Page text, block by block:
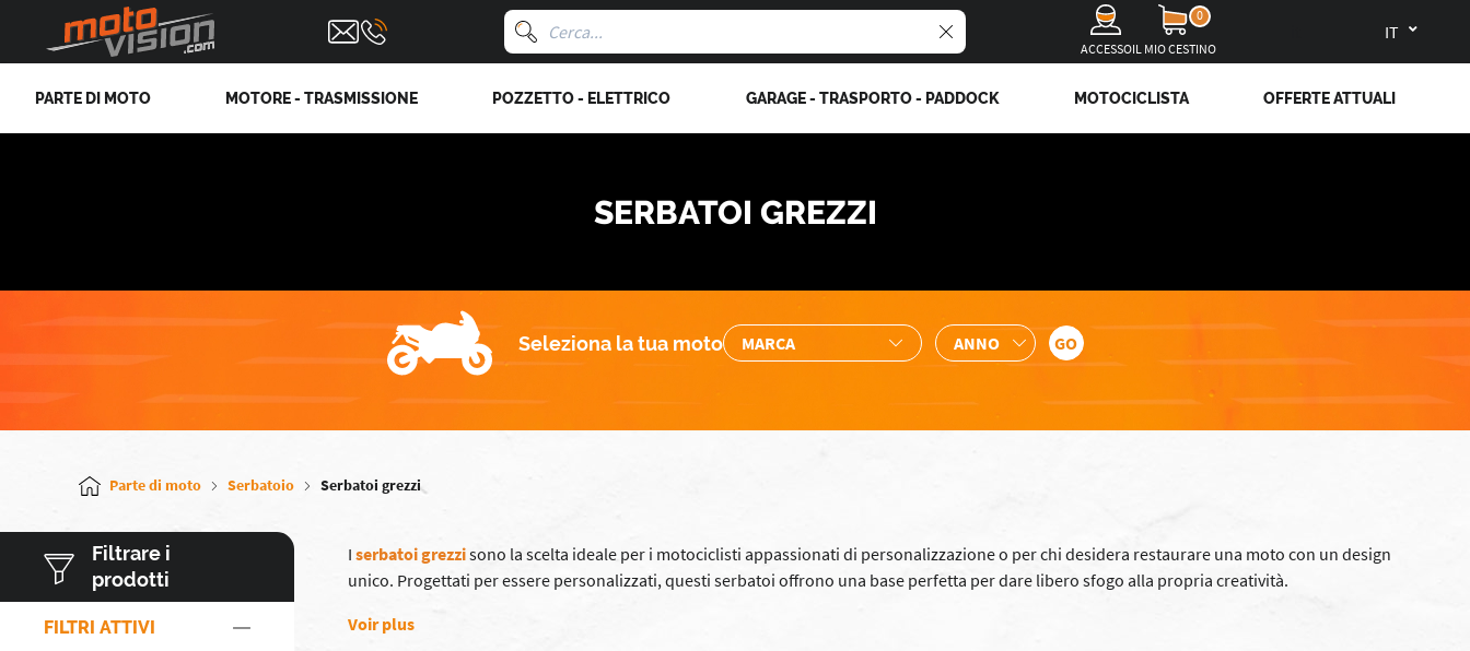
ACCESSO
0
IL MIO CESTINO
PARTE DI MOTO MOTORE - TRASMISSIONE POZZETTO - ELETTRICO GARAGE - TRASPORTO - PADDOCK MOTOCICLISTA OFFERTE ATTUALI
SERBATOI GREZZI
Seleziona la tua moto
Parte di moto Serbatoio Serbatoi grezzi
Filtrare i
prodotti
FILTRI ATTIVI
Iserbatoi grezzisono la scelta ideale per i motociclisti appassionati di personalizzazione o per chi desidera restaurare una moto con un design
unico. Progettati per essere personalizzati, questi serbatoi offrono una base perfetta per dare libero sfogo alla propria creatività.
Voir plus